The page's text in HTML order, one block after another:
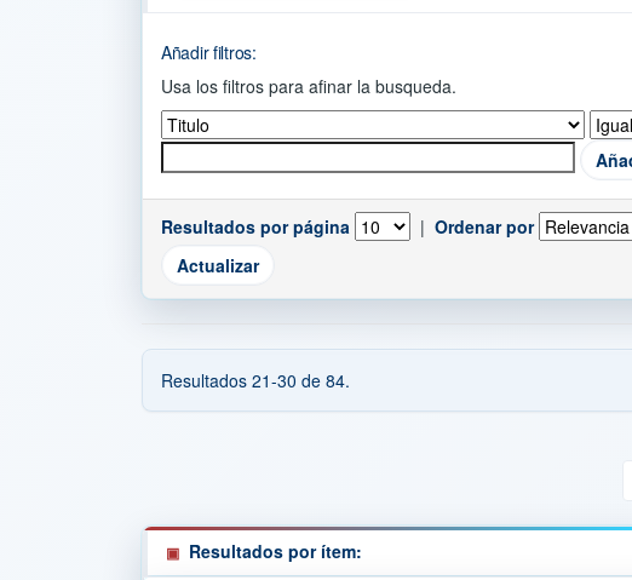
Añadir filtros:
Usa los filtros para afinar la busqueda.
Resultados por página | Ordenar por
Resultados 21-30 de 84.
Resultados por ítem: